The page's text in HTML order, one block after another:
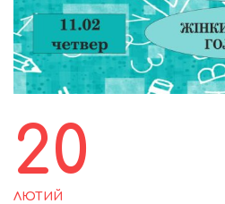
20
ЛЮТИЙ